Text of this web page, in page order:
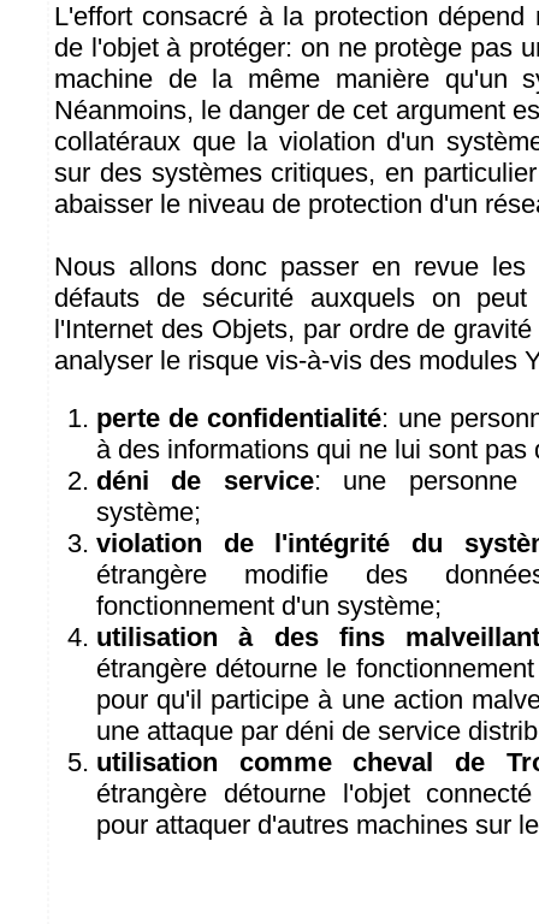
L'effort consacré à la protection dépend
de l'objet à protéger: on ne protège pas
machine de la même manière qu'un
Néanmoins, le danger de cet argument
collatéraux que la violation d'un
sur des systèmes critiques, en
abaisser le niveau de protection d'un
Nous allons donc passer en revue les
défauts de sécurité auxquels on
l'Internet des Objets, par ordre de
analyser le risque vis-à-vis des modules
perte de confidentialité: une
à des informations qui ne lui sont pas
déni de service: une personne
système;
violation de l'intégrité du
étrangère modifie des
fonctionnement d'un système;
utilisation à des fins
étrangère détourne le
pour qu'il participe à une action
une attaque par déni de service
utilisation comme cheval de
étrangère détourne l'objet
pour attaquer d'autres machines sur